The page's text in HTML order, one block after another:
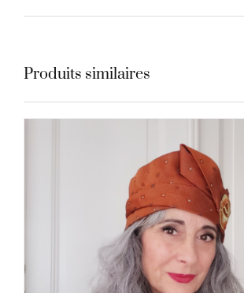
Produits similaires